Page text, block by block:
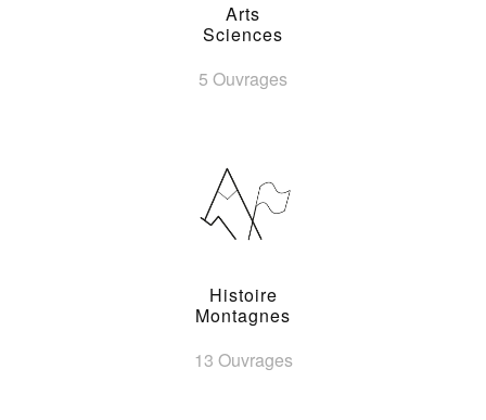
Arts
Sciences
5 Ouvrages
Histoire
Montagnes
13 Ouvrages